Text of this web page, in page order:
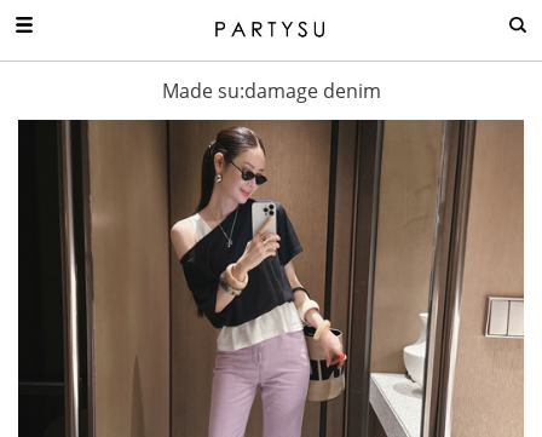
Made su:damage denim